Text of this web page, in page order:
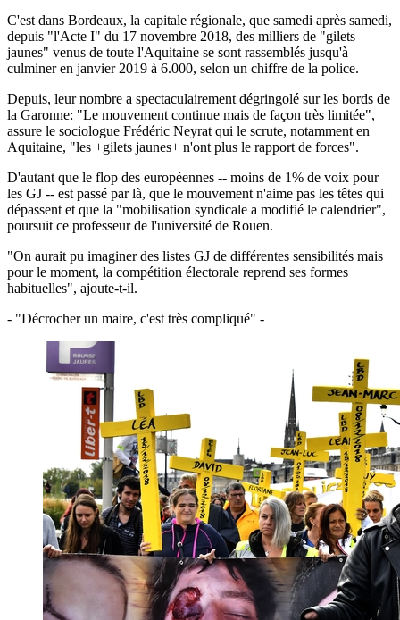
C'est dans Bordeaux, la capitale régionale, que samedi après samedi,
depuis "l'Acte I" du 17 novembre 2018, des milliers de "gilets
jaunes" venus de toute l'Aquitaine se sont rassemblés jusqu'à
culminer en janvier 2019 à 6.000, selon un chiffre de la police.
Depuis, leur nombre a spectaculairement dégringolé sur les bords de
la Garonne: "Le mouvement continue mais de façon très limitée",
assure le sociologue Frédéric Neyrat qui le scrute, notamment en
Aquitaine, "les +gilets jaunes+ n'ont plus le rapport de forces".
D'autant que le flop des européennes -- moins de 1% de voix pour
les GJ -- est passé par là, que le mouvement n'aime pas les têtes qui
dépassent et que la "mobilisation syndicale a modifié le calendrier",
poursuit ce professeur de l'université de Rouen.
"On aurait pu imaginer des listes GJ de différentes sensibilités mais
pour le moment, la compétition électorale reprend ses formes
habituelles", ajoute-t-il.
- "Décrocher un maire, c'est très compliqué" -